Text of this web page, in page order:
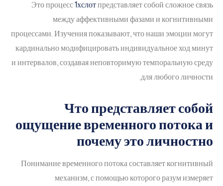
Это процесс1хслотпредставляет собой сложное связь
между аффективными фазами и когнитивными
процессами. Изучения показывают, что наши эмоции могут
кардинально модифицировать индивидуальное ход минут
и интервалов, создавая неповторимую темпоральную среду
для любого личности.
Что представляет собой
ощущение временного потока и
почему это личностно
Понимание временного потока составляет когнитивный
механизм, с помощью которого разум измеряет